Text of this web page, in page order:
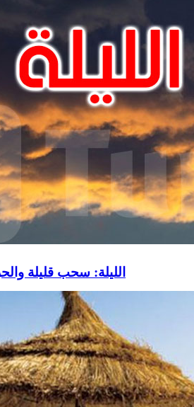
الليلة: سحب قليلة والحرارة